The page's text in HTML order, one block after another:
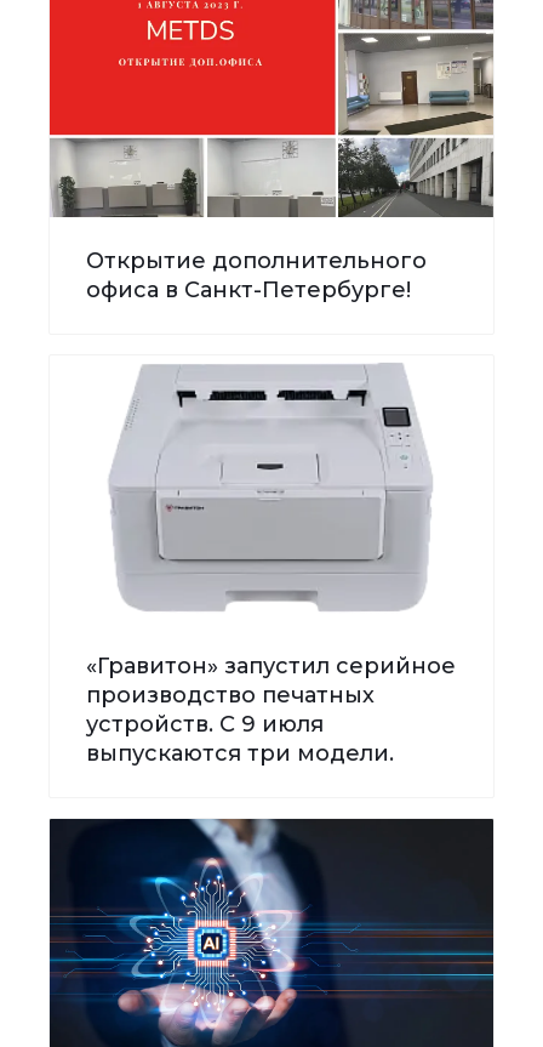
Открытие дополнительного
офиса в Санкт-Петербурге!
«Гравитон» запустил серийное
производство печатных
устройств. С 9 июля
выпускаются три модели.